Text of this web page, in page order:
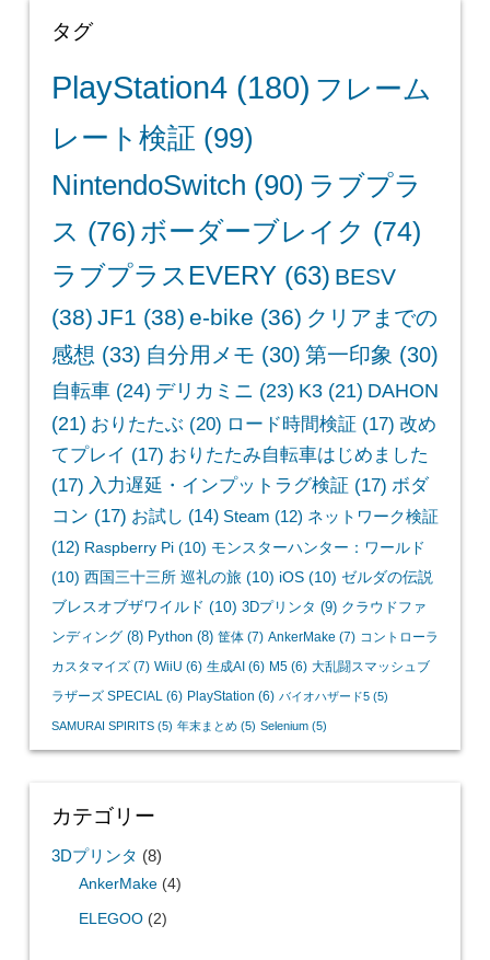
タグ
PlayStation4(180) フレーム
レート検証 (99)
NintendoSwitch (90) ラブプラ
ス (76) ボーダーブレイク (74)
ラブプラスEVERY(63) BESV
(38) JF1 (38) e-bike (36) クリアまでの
感想 (33) 自分用メモ (30) 第一印象 (30)
自転車(24) デリカミニ (23) K3(21) DAHON
(21) おりたたぶ (20) ロード時間検証 (17) 改め
てプレイ (17) おりたたみ自転車はじめました
(17) 入力遅延・インプットラグ検証 (17) ボダ
コン (17) お試し (14) Steam (12) ネットワーク検証
(12) Raspberry Pi(10) モンスターハンター：ワールド
(10) 西国三十三所 巡礼の旅(10) iOS(10) ゼルダの伝説
ブレスオブザワイルド (10) 3Dプリンタ (9) クラウドファ
ンディング(8) Python(8) 筐体(7) AnkerMake (7) コントローラ
カスタマイズ(7) WiiU (6) 生成AI (6) M5(6) 大乱闘スマッシュブ
ラザーズ SPECIAL (6) PlayStation (6) バイオハザード5(5)
SAMURAI SPIRITS(5) 年末まとめ(5) Selenium(5)
カテゴリー
3Dプリンタ (8)
AnkerMake(4)
ELEGOO(2)